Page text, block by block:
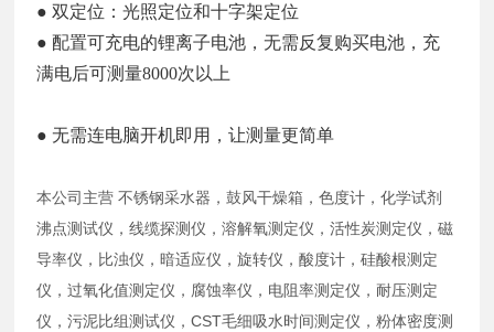
● 双定位：光照定位和十字架定位
● 配置可充电的锂离子电池，无需反复购买电池，充
满电后可测量8000次以上
● 无需连电脑开机即用，让测量更简单
本公司主营 不锈钢采水器，鼓风干燥箱，色度计，化学试剂
沸点测试仪，线缆探测仪，溶解氧测定仪，活性炭测定仪，磁
导率仪，比浊仪，暗适应仪，旋转仪，酸度计，硅酸根测定
仪，过氧化值测定仪，腐蚀率仪，电阻率测定仪，耐压测定
仪，污泥比组测试仪，CST毛细吸水时间测定仪，粉体密度测